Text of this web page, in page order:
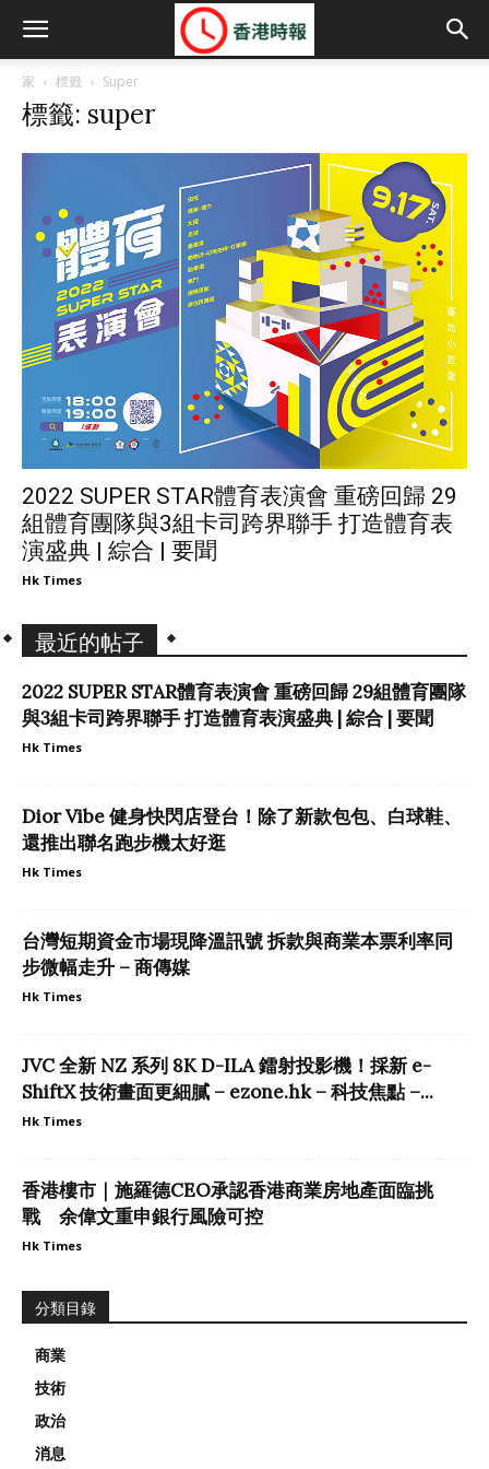
家 標籤 Super
標籤: super
2022 SUPER STAR體育表演會 重磅回歸 29
組體育團隊與3組卡司跨界聯手 打造體育表
演盛典 | 綜合 | 要聞
Hk Times
最近的帖子
2022 SUPER STAR體育表演會 重磅回歸 29組體育團隊
與3組卡司跨界聯手 打造體育表演盛典 | 綜合 | 要聞
Hk Times
Dior Vibe 健身快閃店登台！除了新款包包、白球鞋、
還推出聯名跑步機太好逛
Hk Times
台灣短期資金市場現降溫訊號 拆款與商業本票利率同
步微幅走升 – 商傳媒
Hk Times
JVC 全新 NZ 系列 8K D-ILA 鐳射投影機！採新 e-
ShiftX 技術畫面更細膩 – ezone.hk – 科技焦點 –...
Hk Times
香港樓市｜施羅德CEO承認香港商業房地產面臨挑
戰 余偉文重申銀行風險可控
Hk Times
分類目錄
商業
技術
政治
消息